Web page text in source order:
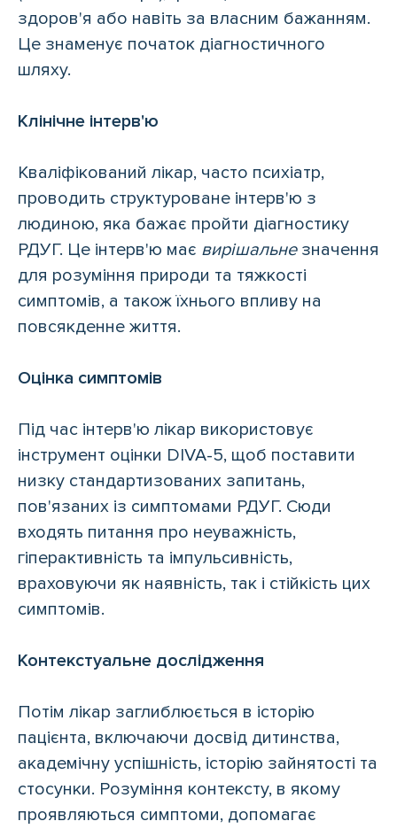
здоров'я або навіть за власним бажанням.
Це знаменує початок діагностичного
шляху.
Клінічне інтерв'ю
Кваліфікований лікар, часто психіатр,
проводить структуроване інтерв'ю з
людиною, яка бажає пройти діагностику
РДУГ. Це інтерв'ю має вирішальнезначення
для розуміння природи та тяжкості
симптомів, а також їхнього впливу на
повсякденне життя.
Оцінка симптомів
Під час інтерв'ю лікар використовує
інструмент оцінки DIVA-5, щоб поставити
низку стандартизованих запитань,
пов'язаних із симптомами РДУГ. Сюди
входять питання про неуважність,
гіперактивність та імпульсивність,
враховуючи як наявність, так і стійкість цих
симптомів.
Контекстуальне дослідження
Потім лікар заглиблюється в історію
пацієнта, включаючи досвід дитинства,
академічну успішність, історію зайнятості та
стосунки. Розуміння контексту, в якому
проявляються симптоми, допомагає